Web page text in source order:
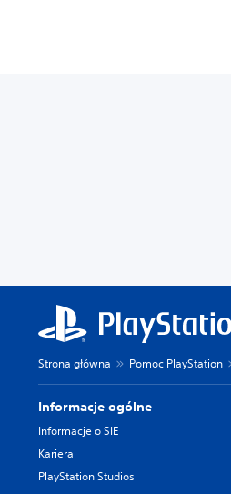
Strona główna Pomoc PlayStation
Informacje ogólne
Informacje o SIE
Kariera
PlayStation Studios